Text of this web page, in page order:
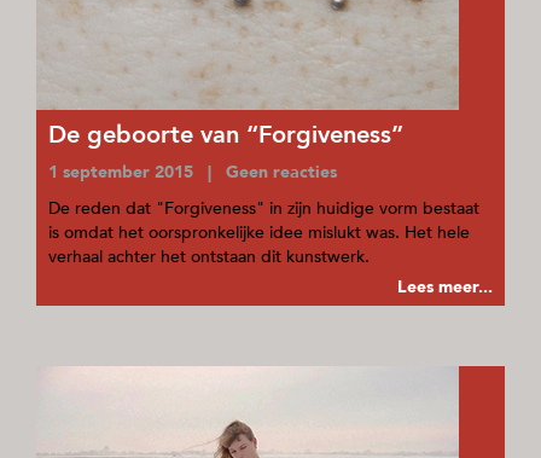
De geboorte van “Forgiveness”
1 september 2015 | Geen reacties
De reden dat "Forgiveness" in zijn huidige vorm bestaat
is omdat het oorspronkelijke idee mislukt was. Het hele
verhaal achter het ontstaan dit kunstwerk.
Lees meer...